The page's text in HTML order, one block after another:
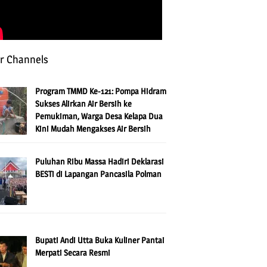
Channels
Program TMMD Ke-121: Pompa Hidram
Sukses Alirkan Air Bersih ke
Pemukiman, Warga Desa Kelapa Dua
Kini Mudah Mengakses Air Bersih
Puluhan Ribu Massa Hadiri Deklarasi
BESTi di Lapangan Pancasila Polman
Bupati Andi Utta Buka Kuliner Pantai
Merpati Secara Resmi